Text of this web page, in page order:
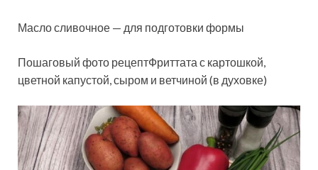
Масло сливочное — для подготовки формы
Пошаговый фото рецептФриттата с картошкой,
цветной капустой, сыром и ветчиной (в духовке)